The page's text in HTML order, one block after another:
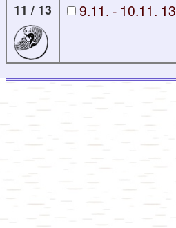
11 / 13
9.11. - 10.11. 13